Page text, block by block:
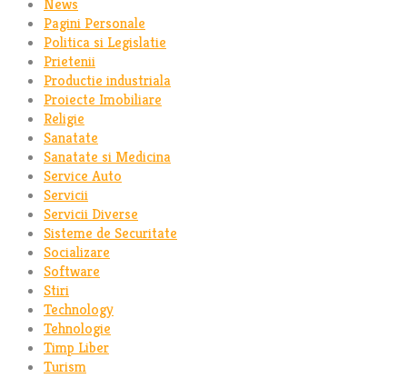
Pagini Personale
Politica si Legislatie
Prietenii
Productie industriala
Proiecte Imobiliare
Religie
Sanatate
Sanatate si Medicina
Service Auto
Servicii
Servicii Diverse
Sisteme de Securitate
Socializare
Software
Stiri
Technology
Tehnologie
Timp Liber
Turism